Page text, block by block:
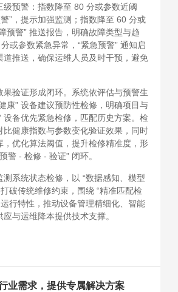
级预警：指数降至 80 分或参数近阈
”，提示加强监测；指数降至 60 分或
预警” 推送报告，明确故障类型与趋
或参数紧急异常，“紧急预警” 通知启
道推送，确保运维人员及时干预，避免
果验证形成闭环。系统依评估与预警生
康” 设备建议预防性检修，明确项目与
设备优先紧急检修，匹配历史方案。检
比健康指数与参数变化验证效果，同时
，优化算法阈值，提升检修精准度，形
警 - 检修 - 验证” 闭环。
测系统状态检修，以 “数据感知、模型
破传统维修约束，围绕 “精准匹配检
行特性，推动设备管理精细化、智能
与运维降本提供技术支撑。
业需求，提供专属解决方案